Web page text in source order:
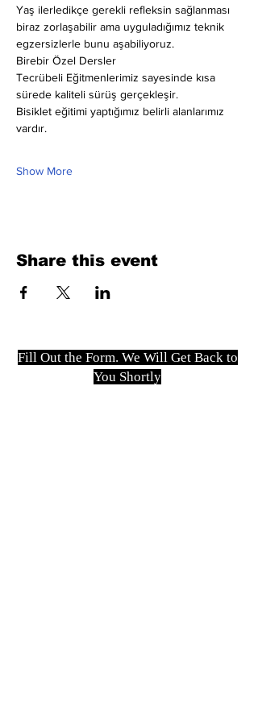
Yaş ilerledikçe gerekli refleksin sağlanması
biraz zorlaşabilir ama uyguladığımız teknik
egzersizlerle bunu aşabiliyoruz.
Birebir Özel Dersler
Tecrübeli Eğitmenlerimiz sayesinde kısa
sürede kaliteli sürüş gerçekleşir.
Bisiklet eğitimi yaptığımız belirli alanlarımız
vardır.
Show More
Share this event
Fill Out the Form. We Will Get Back to
You Shortly